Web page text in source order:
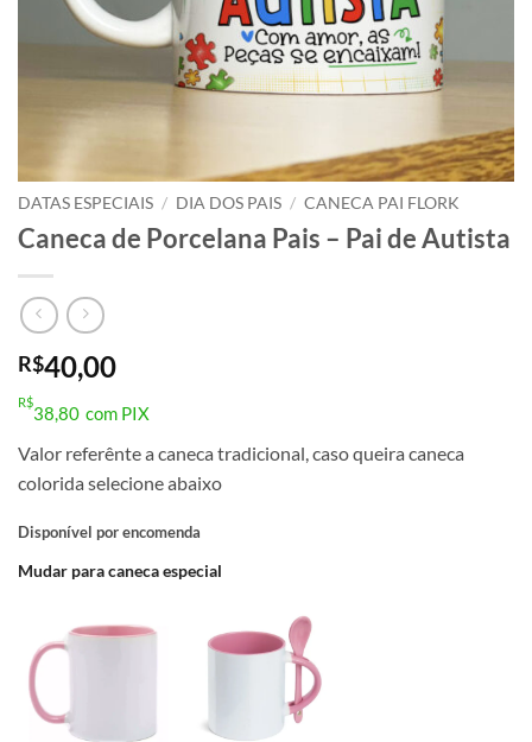
DATAS ESPECIAIS / DIA DOS PAIS / CANECA PAI FLORK
Caneca de Porcelana Pais – Pai de Autista
R$40,00
R$
38,80 com PIX
Valor referênte a caneca tradicional, caso queira caneca
colorida selecione abaixo
Disponível por encomenda
Mudar para caneca especial